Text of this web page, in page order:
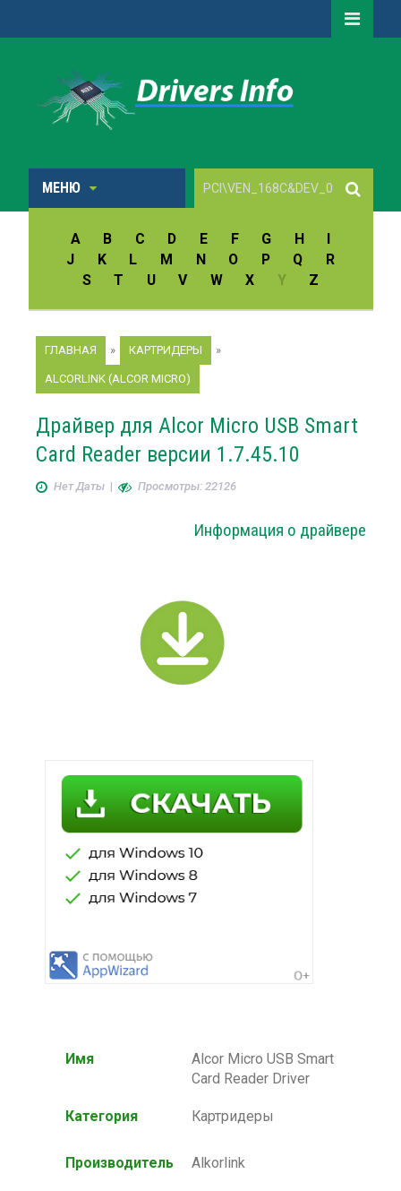
МЕНЮ
A B C D E F G H
I
J
K L M N O P Q
R
S
T U V W X Y Z
ГЛАВНАЯ » КАРТРИДЕРЫ »
ALCORLINK (ALCOR MICRO)
Драйвер для Alcor Micro USB Smart
Card Reader версии 1.7.45.10
Нет Даты| Просмотры: 22126
Информация о драйвере
Имя
Alcor Micro USB Smart
Card Reader Driver
Категория Картридеры
Производитель Alkorlink